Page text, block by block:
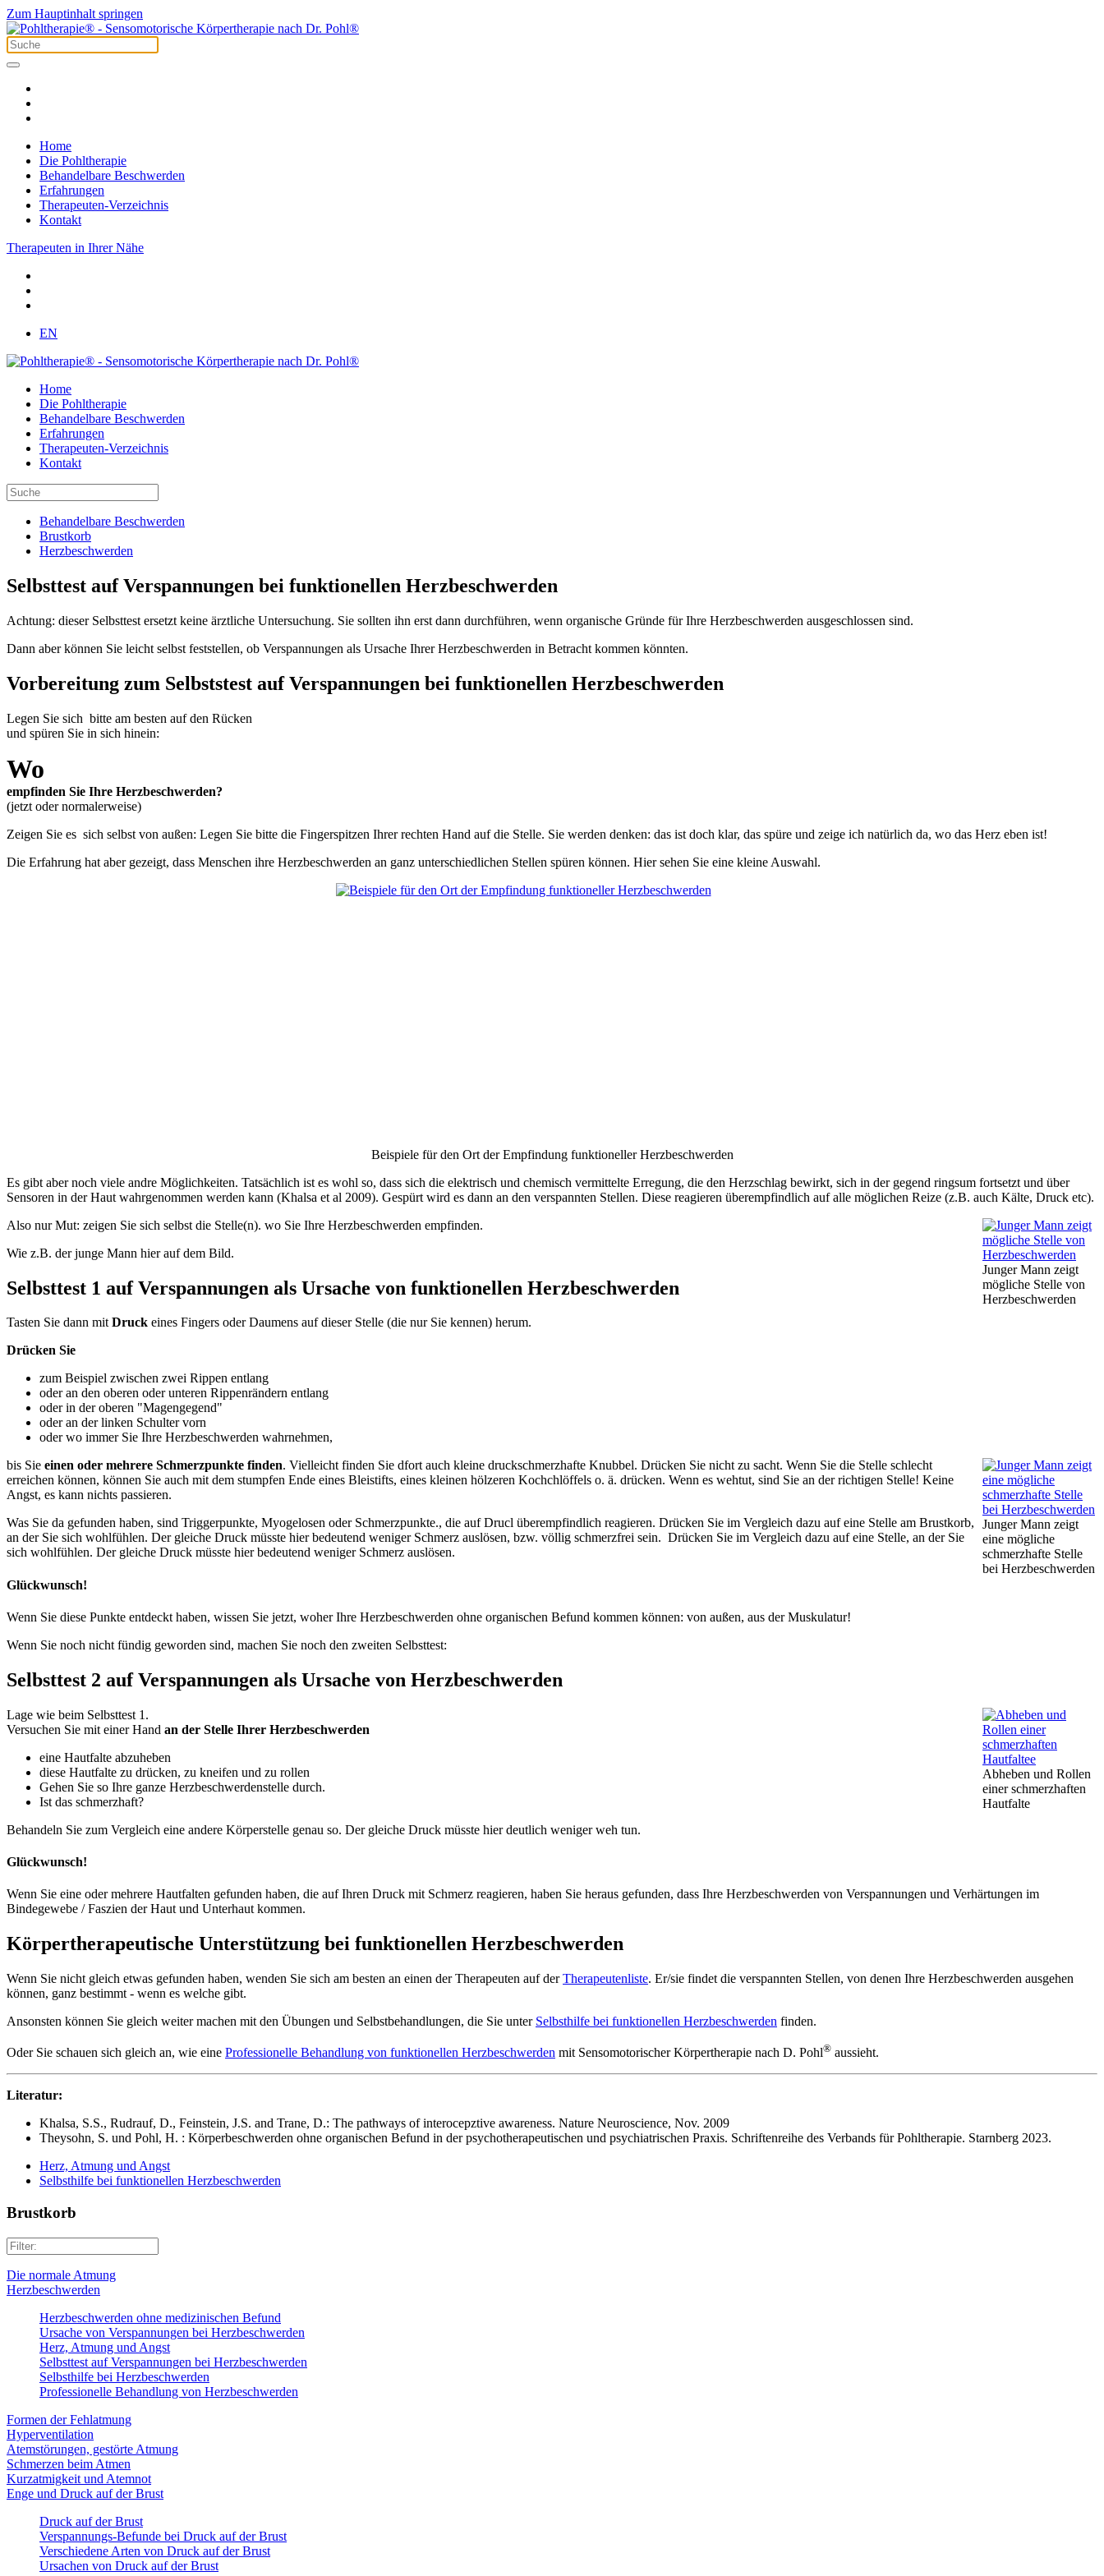
Zum Hauptinhalt springen
Home
Die Pohltherapie
Behandelbare Beschwerden
Erfahrungen
Therapeuten-Verzeichnis
Kontakt
Therapeuten in Ihrer Nähe
EN
Home
Die Pohltherapie
Behandelbare Beschwerden
Erfahrungen
Therapeuten-Verzeichnis
Kontakt
Behandelbare Beschwerden
Brustkorb
Herzbeschwerden
Selbsttest auf Verspannungen bei funktionellen Herzbeschwerden
Achtung: dieser Selbsttest ersetzt keine ärztliche Untersuchung. Sie sollten ihn erst dann durchführen, wenn organische Gründe für Ihre Herzbeschwerden ausgeschlossen sind.
Dann aber können Sie leicht selbst feststellen, ob Verspannungen als Ursache Ihrer Herzbeschwerden in Betracht kommen könnten.
Vorbereitung zum Selbststest auf Verspannungen bei funktionellen Herzbeschwerden
Legen Sie sich bitte am besten auf den Rücken
und spüren Sie in sich hinein:
Wo
empfinden Sie Ihre Herzbeschwerden?
(jetzt oder normalerweise)
Zeigen Sie es sich selbst von außen: Legen Sie bitte die Fingerspitzen Ihrer rechten Hand auf die Stelle. Sie werden denken: das ist doch klar, das spüre und zeige ich natürlich da, wo das Herz eben ist!
Die Erfahrung hat aber gezeigt, dass Menschen ihre Herzbeschwerden an ganz unterschiedlichen Stellen spüren können. Hier sehen Sie eine kleine Auswahl.
Beispiele für den Ort der Empfindung funktioneller Herzbeschwerden
Es gibt aber noch viele andre Möglichkeiten. Tatsächlich ist es wohl so, dass sich die elektrisch und chemisch vermittelte Erregung, die den Herzschlag bewirkt, sich in der gegend ringsum fortsetzt und über
Sensoren in der Haut wahrgenommen werden kann (Khalsa et al 2009). Gespürt wird es dann an den verspannten Stellen. Diese reagieren überempfindlich auf alle möglichen Reize (z.B. auch Kälte, Druck etc).
Junger Mann zeigt
mögliche Stelle von
Herzbeschwerden
Also nur Mut: zeigen Sie sich selbst die Stelle(n). wo Sie Ihre Herzbeschwerden empfinden.
Wie z.B. der junge Mann hier auf dem Bild.
Selbsttest 1 auf Verspannungen als Ursache von funktionellen Herzbeschwerden
Tasten Sie dann mitDruck eines Fingers oder Daumens auf dieser Stelle (die nur Sie kennen) herum.
Drücken Sie
zum Beispiel zwischen zwei Rippen entlang
oder an den oberen oder unteren Rippenrändern entlang
oder in der oberen "Magengegend"
oder an der linken Schulter vorn
oder wo immer Sie Ihre Herzbeschwerden wahrnehmen,
Junger Mann zeigt
eine mögliche
schmerzhafte Stelle
bei Herzbeschwerden
bis Sie einen oder mehrere Schmerzpunkte finden. Vielleicht finden Sie dfort auch kleine druckschmerzhafte Knubbel. Drücken Sie nicht zu sacht. Wenn Sie die Stelle schlecht
erreichen können, können Sie auch mit dem stumpfen Ende eines Bleistifts, eines kleinen hölzeren Kochchlöffels o. ä. drücken. Wenn es wehtut, sind Sie an der richtigen Stelle! Keine
Angst, es kann nichts passieren.
Was Sie da gefunden haben, sind Triggerpunkte, Myogelosen oder Schmerzpunkte., die auf Drucl überempfindlich reagieren. Drücken Sie im Vergleich dazu auf eine Stelle am Brustkorb,
an der Sie sich wohlfühlen. Der gleiche Druck müsste hier bedeutend weniger Schmerz auslösen, bzw. völlig schmerzfrei sein. Drücken Sie im Vergleich dazu auf eine Stelle, an der Sie
sich wohlfühlen. Der gleiche Druck müsste hier bedeutend weniger Schmerz auslösen.
Glückwunsch!
Wenn Sie diese Punkte entdeckt haben, wissen Sie jetzt, woher Ihre Herzbeschwerden ohne organischen Befund kommen können: von außen, aus der Muskulatur!
Wenn Sie noch nicht fündig geworden sind, machen Sie noch den zweiten Selbsttest:
Selbsttest 2 auf Verspannungen als Ursache von Herzbeschwerden
Abheben und Rollen
einer schmerzhaften
Hautfalte
Lage wie beim Selbsttest 1.
Versuchen Sie mit einer Hand an der Stelle Ihrer Herzbeschwerden
eine Hautfalte abzuheben
diese Hautfalte zu drücken, zu kneifen und zu rollen
Gehen Sie so Ihre ganze Herzbeschwerdenstelle durch.
Ist das schmerzhaft?
Behandeln Sie zum Vergleich eine andere Körperstelle genau so. Der gleiche Druck müsste hier deutlich weniger weh tun.
Glückwunsch!
Wenn Sie eine oder mehrere Hautfalten gefunden haben, die auf Ihren Druck mit Schmerz reagieren, haben Sie heraus gefunden, dass Ihre Herzbeschwerden von Verspannungen und Verhärtungen im
Bindegewebe / Faszien der Haut und Unterhaut kommen.
Körpertherapeutische Unterstützung bei funktionellen Herzbeschwerden
Wenn Sie nicht gleich etwas gefunden haben, wenden Sie sich am besten an einen der Therapeuten auf derTherapeutenliste. Er/sie findet die verspannten Stellen, von denen Ihre Herzbeschwerden ausgehen
können, ganz bestimmt - wenn es welche gibt.
Ansonsten können Sie gleich weiter machen mit den Übungen und Selbstbehandlungen, die Sie unter Selbsthilfe bei funktionellen Herzbeschwerden finden.
Oder Sie schauen sich gleich an, wie eine Professionelle Behandlung von funktionellen Herzbeschwerden mit Sensomotorischer Körpertherapie nach D. Pohl® aussieht.
Literatur:
Khalsa, S.S., Rudrauf, D., Feinstein, J.S. and Trane, D.: The pathways of interocepztive awareness. Nature Neuroscience, Nov. 2009
Theysohn, S. und Pohl, H. : Körperbeschwerden ohne organischen Befund in der psychotherapeutischen und psychiatrischen Praxis. Schriftenreihe des Verbands für Pohltherapie. Starnberg 2023.
Herz, Atmung und Angst
Selbsthilfe bei funktionellen Herzbeschwerden
Brustkorb
Die normale Atmung
Herzbeschwerden
Herzbeschwerden ohne medizinischen Befund
Ursache von Verspannungen bei Herzbeschwerden
Herz, Atmung und Angst
Selbsttest auf Verspannungen bei Herzbeschwerden
Selbsthilfe bei Herzbeschwerden
Professionelle Behandlung von Herzbeschwerden
Formen der Fehlatmung
Hyperventilation
Atemstörungen, gestörte Atmung
Schmerzen beim Atmen
Kurzatmigkeit und Atemnot
Enge und Druck auf der Brust
Druck auf der Brust
Verspannungs-Befunde bei Druck auf der Brust
Verschiedene Arten von Druck auf der Brust
Ursachen von Druck auf der Brust